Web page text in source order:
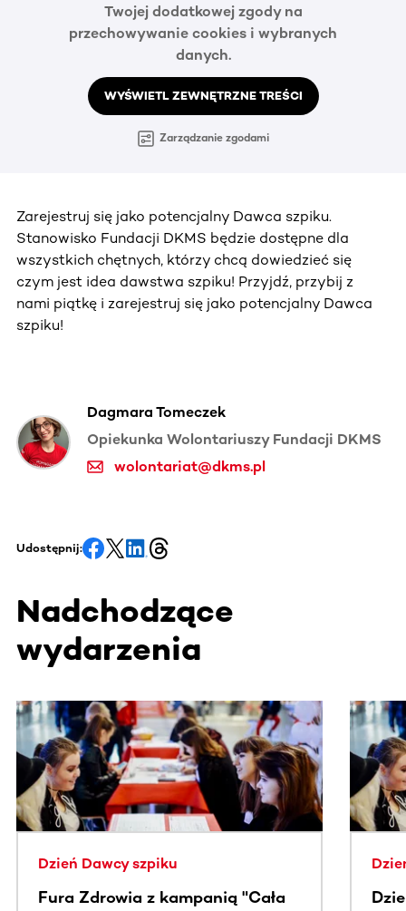
Twojej dodatkowej zgody na
przechowywanie cookies i wybranych
danych.
WYŚWIETL ZEWNĘTRZNE TREŚCI
Zarządzanie zgodami
Zarejestruj się jako potencjalny Dawca szpiku.
Stanowisko Fundacji DKMS będzie dostępne dla
wszystkich chętnych, którzy chcą dowiedzieć się
czym jest idea dawstwa szpiku! Przyjdź, przybij z
nami piątkę i zarejestruj się jako potencjalny Dawca
szpiku!
Dagmara Tomeczek
Opiekunka Wolontariuszy Fundacji DKMS
wolontariat@dkms.pl
Udostępnij:
Nadchodzące
wydarzenia
Ta sekcja zawiera treści przewijane w poziomie. Użyj
Dzień Dawcy szpiku
Fura Zdrowia z kampanią "Cała